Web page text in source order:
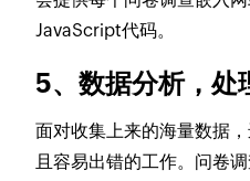
JavaScript代码。
5、数据分析，处
面对收集上来的海量数据
且容易出错的工作。问卷